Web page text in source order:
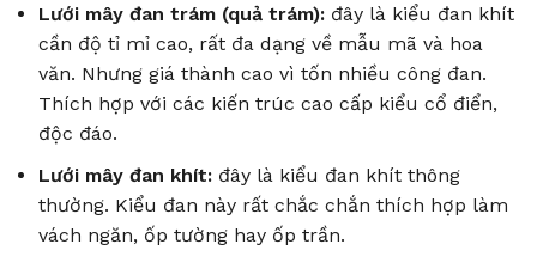
Lưới mây đan trám (quả trám): đây là kiểu đan khít
cần độ tỉ mỉ cao, rất đa dạng về mẫu mã và hoa
văn. Nhưng giá thành cao vì tốn nhiều công đan.
Thích hợp với các kiến trúc cao cấp kiểu cổ điển,
độc đáo.
Lưới mây đan khít: đây là kiểu đan khít thông
thường. Kiểu đan này rất chắc chắn thích hợp làm
vách ngăn, ốp tường hay ốp trần.